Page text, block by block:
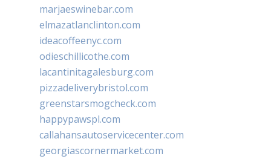
marjaeswinebar.com
elmazatlanclinton.com
ideacoffeenyc.com
odieschillicothe.com
lacantinitagalesburg.com
pizzadeliverybristol.com
greenstarsmogcheck.com
happypawspl.com
callahansautoservicecenter.com
georgiascornermarket.com